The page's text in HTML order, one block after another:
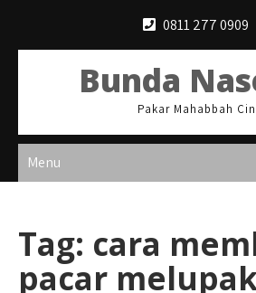
0811 277 0909
Bunda
Pakar Mahabbah
Menu
Tag: cara
pacar